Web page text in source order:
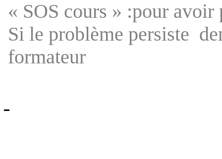
« SOS cours » :pour
Si le problème persiste
formateur